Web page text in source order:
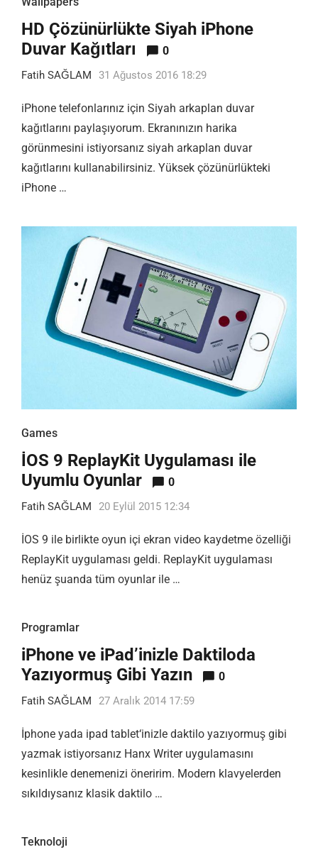
HD Çözünürlükte Siyah iPhone
Duvar Kağıtları
0
Fatih SAĞLAM 31 Ağustos 2016 18:29
iPhone telefonlarınız için Siyah arkaplan duvar
kağıtlarını paylaşıyorum. Ekranınızın harika
görünmesini istiyorsanız siyah arkaplan duvar
kağıtlarını kullanabilirsiniz. Yüksek çözünürlükteki
iPhone …
Games
İOS 9 ReplayKit Uygulaması ile
Uyumlu Oyunlar
0
Fatih SAĞLAM 20 Eylül 2015 12:34
İOS 9 ile birlikte oyun içi ekran video kaydetme özelliği
ReplayKit uygulaması geldi. ReplayKit uygulaması
henüz şuanda tüm oyunlar ile …
Programlar
iPhone ve iPad’inizle Daktiloda
Yazıyormuş Gibi Yazın
0
Fatih SAĞLAM 27 Aralık 2014 17:59
İphone yada ipad tablet‘inizle daktilo yazıyormuş gibi
yazmak istiyorsanız Hanx Writer uygulamasını
kesinlikle denemenizi öneririm. Modern klavyelerden
sıkıldıysanız klasik daktilo …
Teknoloji